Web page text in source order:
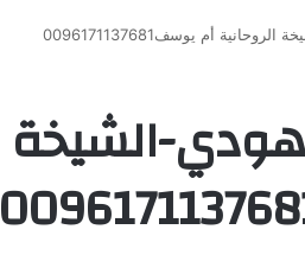
أم يوسف0096171137681
الشيخة